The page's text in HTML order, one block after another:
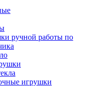
ручной работы по
игрушки